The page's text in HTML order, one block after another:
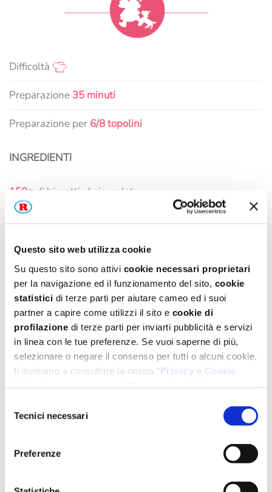
Questo sito web utilizza cookie
Su questo sito sono attivi cookie necessari proprietari
per la navigazione ed il funzionamento del sito, cookie
statistici di terze parti per aiutare cameo ed i suoi
partner a capire come utilizzi il sito e cookie di
profilazione di terze parti per inviarti pubblicità e servizi
in linea con le tue preferenze. Se vuoi saperne di più,
selezionare o negare il consenso per tutti o alcuni cookie,
ti invitiamo a consultare la nostra "Privacy e Cookie
tutti i cookies.
delTecnici necessari
Preferenze
Difficoltà
Preparazione 35 minuti
Preparazione per 6/8 topolini
INGREDIENTI
150g di biscotti al cioccolato
M50 g di gocce pasticcere cioccolato fondente
30 mldi latte
MQ.B. di Mini Rollies Mariarosa
MQ.B. di Perline argento Mariarosa
Q.B.di girelle alla liquirizia
pasticcere cioccolato fondente con il latte e unite poi ai
malleabile se necessario aggiungete ancora del latte.